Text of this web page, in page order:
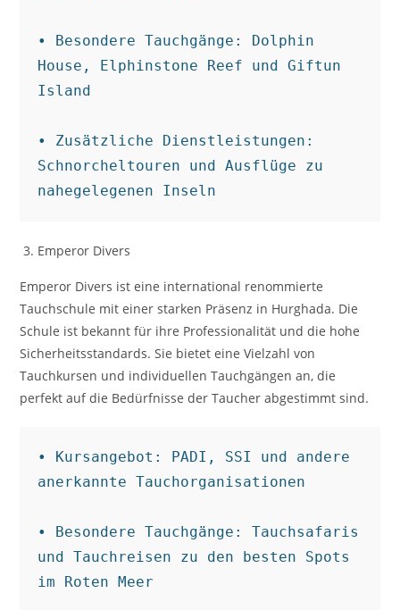
• Besondere Tauchgänge: Dolphin
House, Elphinstone Reef und Giftun
Island
• Zusätzliche Dienstleistungen:
Schnorcheltouren und Ausflüge zu
nahegelegenen Inseln
Emperor Divers
Emperor Divers ist eine international renommierte
Tauchschule mit einer starken Präsenz in Hurghada. Die
Schule ist bekannt für ihre Professionalität und die hohe
Sicherheitsstandards. Sie bietet eine Vielzahl von
Tauchkursen und individuellen Tauchgängen an, die
perfekt auf die Bedürfnisse der Taucher abgestimmt sind.
• Kursangebot: PADI, SSI und andere
anerkannte Tauchorganisationen
• Besondere Tauchgänge: Tauchsafaris
und Tauchreisen zu den besten Spots
im Roten Meer